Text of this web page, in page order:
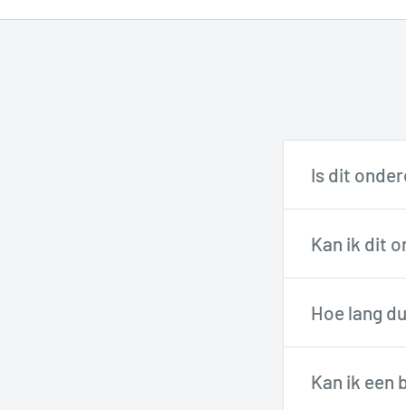
Is dit
Onze
via
Kan ik dit
Veel
Onze
Hoe lang
Besteld voor
werkdagen
Kan ik een